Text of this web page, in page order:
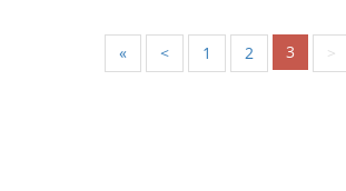
« < 1 2 3 >